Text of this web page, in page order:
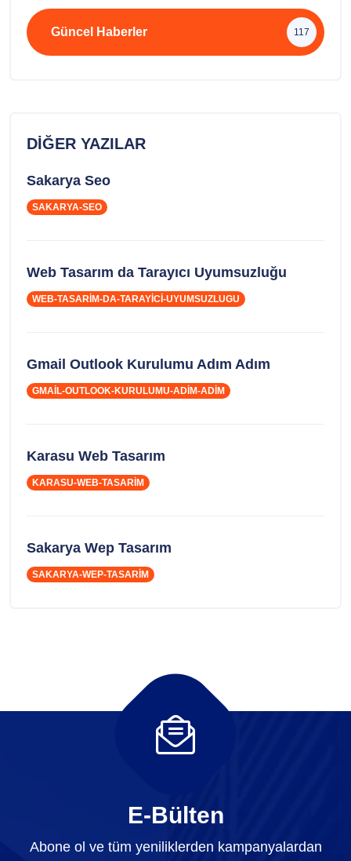
Güncel Haberler 117
DIĞER YAZILAR
Sakarya Seo
SAKARYA-SEO
Web Tasarım da Tarayıcı Uyumsuzluğu
WEB-TASARIM-DA-TARAYICI-UYUMSUZLUGU
Gmail Outlook Kurulumu Adım Adım
GMAIL-OUTLOOK-KURULUMU-ADIM-ADIM
Karasu Web Tasarım
KARASU-WEB-TASARIM
Sakarya Wep Tasarım
SAKARYA-WEP-TASARIM
E-Bülten
Abone ol ve tüm yeniliklerden kampanyalardan